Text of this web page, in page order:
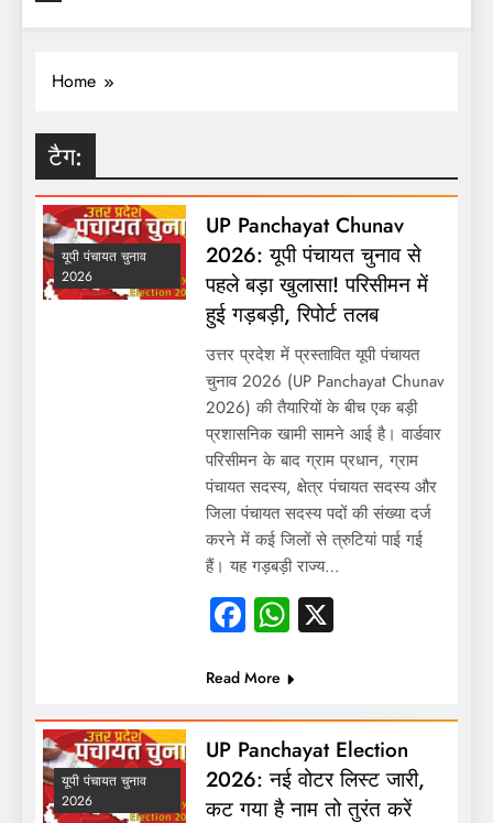
Home
टैग:
यूपी पंचायत चुनाव
2026
UP Panchayat Chunav
2026: यूपी पंचायत चुनाव से
पहले बड़ा खुलासा! परिसीमन में
हुई गड़बड़ी, रिपोर्ट तलब
उत्तर प्रदेश में प्रस्तावित यूपी पंचायत
चुनाव 2026 (UP Panchayat Chunav
2026) की तैयारियों के बीच एक बड़ी
प्रशासनिक खामी सामने आई है। वार्डवार
परिसीमन के बाद ग्राम प्रधान, ग्राम
पंचायत सदस्य, क्षेत्र पंचायत सदस्य और
जिला पंचायत सदस्य पदों की संख्या दर्ज
करने में कई जिलों से त्रुटियां पाई गई
हैं। यह गड़बड़ी राज्य…
Facebook
WhatsApp
X
Read More
यूपी पंचायत चुनाव
2026
UP Panchayat Election
2026: नई वोटर लिस्ट जारी,
कट गया है नाम तो तुरंत करें